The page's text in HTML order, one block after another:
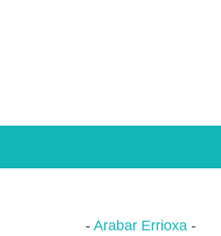
Arabar Errioxa